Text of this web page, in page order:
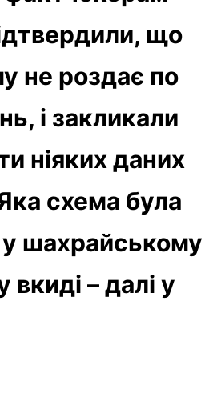
що
не роздає по
і закликали
ніяких даних
схема була
шахрайському
– далі у